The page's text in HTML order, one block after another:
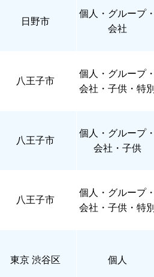
日野市
個人
・グループ・
会社
八王子市
個人
・グループ・
会社・子供・特別
八王子市
個人
・グループ・
会社・子供
八王子市
個人
・グループ・
会社・子供・特別
東京 渋谷区 個人